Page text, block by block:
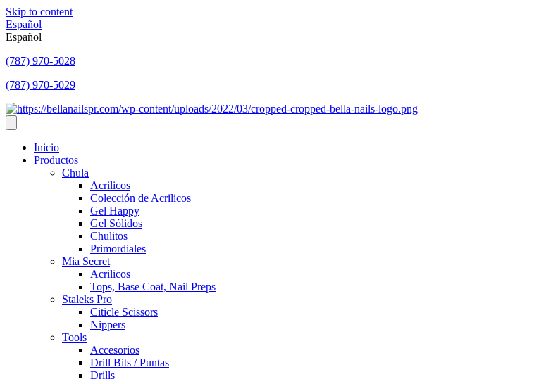
Skip to content
Español
Español
(787) 970-5028
(787) 970-5029
Inicio
Productos
Chula
Acrilicos
Colección de Acrilicos
Gel Happy
Gel Sólidos
Chulitos
Primordiales
Mia Secret
Acrilicos
Tops, Base Coat, Nail Preps
Staleks Pro
Citicle Scissors
Nippers
Tools
Accesorios
Drill Bits / Puntas
Drills